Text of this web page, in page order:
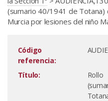
(sumario 40/1941 de Totana)
Murcia por lesiones del niño
Código
referencia:
Título: